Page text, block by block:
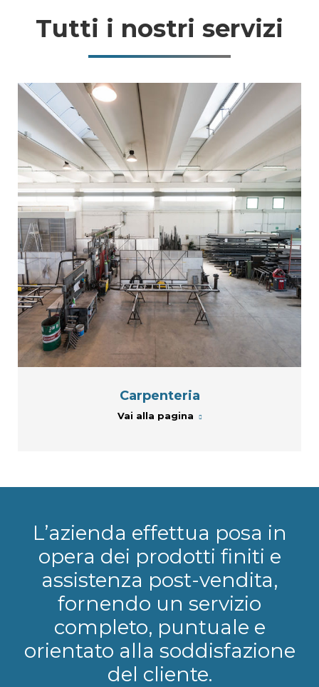
Tutti i nostri servizi
Carpenteria
Vai alla pagina
L’azienda effettua posa in
opera dei prodotti finiti e
assistenza post-vendita,
fornendo un servizio
completo, puntuale e
orientato alla soddisfazione
del cliente.